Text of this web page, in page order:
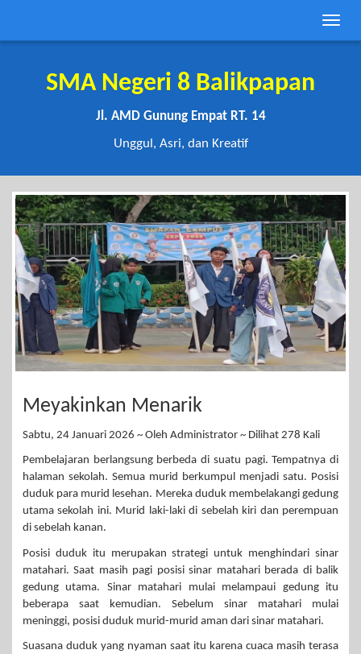
Toggle
SMA Negeri 8 Balikpapan
Jl. AMD Gunung Empat RT. 14
Unggul, Asri, dan Kreatif
Meyakinkan Menarik
Sabtu, 24 Januari 2026 ~ Oleh Administrator ~ Dilihat 278 Kali
Pembelajaran berlangsung berbeda di suatu pagi. Tempatnya di
halaman sekolah. Semua murid berkumpul menjadi satu. Posisi
duduk para murid lesehan. Mereka duduk membelakangi gedung
utama sekolah ini. Murid laki-laki di sebelah kiri dan perempuan
di sebelah kanan.
Posisi duduk itu merupakan strategi untuk menghindari sinar
matahari. Saat masih pagi posisi sinar matahari berada di balik
gedung utama. Sinar matahari mulai melampaui gedung itu
beberapa saat kemudian. Sebelum sinar matahari mulai
meninggi, posisi duduk murid-murid aman dari sinar matahari.
Suasana duduk yang nyaman saat itu karena cuaca masih terasa